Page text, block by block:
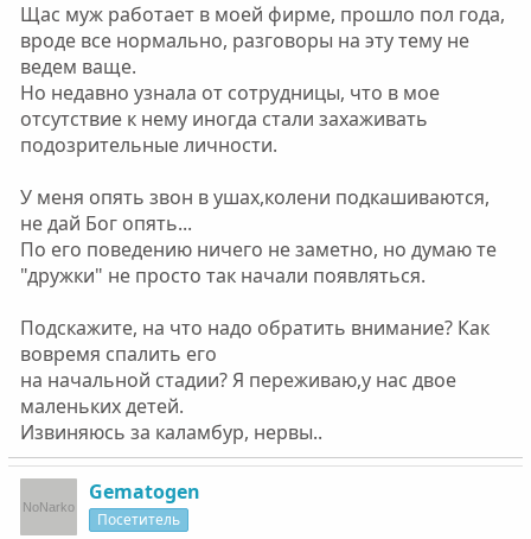
Щас муж работает в моей фирме, прошло пол года,
вроде все нормально, разговоры на эту тему не
ведем ваще.
Но недавно узнала от сотрудницы, что в мое
отсутствие к нему иногда стали захаживать
подозрительные личности.
У меня опять звон в ушах,колени подкашиваются,
не дай Бог опять...
По его поведению ничего не заметно, но думаю те
"дружки" не просто так начали появляться.
Подскажите, на что надо обратить внимание? Как
вовремя спалить его
на начальной стадии? Я переживаю,у нас двое
маленьких детей.
Извиняюсь за каламбур, нервы..
Gematogen
Посетитель